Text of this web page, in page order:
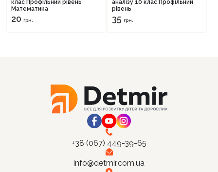
клас Профільний рівень
Математика
20 грн.
аналізу 10 клас Профільний
рівень
35 грн.
+38 (067) 449-39-65
info@detmir.com.ua
Продовжити покупки